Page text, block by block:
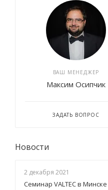
ВАШ МЕНЕДЖЕР
Максим Осипчик
ЗАДАТЬ ВОПРОС
Новости
2 декабря 2021
Семинар VALTEC в Минске